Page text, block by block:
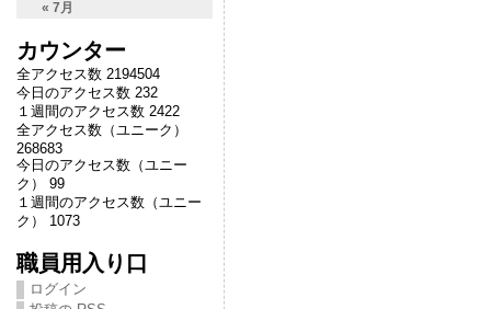
« 7月
カウンター
全アクセス数 2194504
今日のアクセス数 232
１週間のアクセス数 2422
全アクセス数（ユニーク）
268683
今日のアクセス数（ユニー
ク） 99
１週間のアクセス数（ユニー
ク） 1073
職員用入り口
ログイン